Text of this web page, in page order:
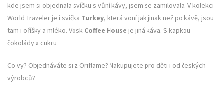
kde jsem si objednala svíčku s vůní kávy, jsem se zamilovala. V kolekci
World Traveler je i svíčka Turkey, která voní jak jinak než po kávě, jsou
tam i oříšky a mléko. Vosk Coffee House je jiná káva. S kapkou
čokolády a cukru
Co vy? Objednáváte si z Oriflame? Nakupujete pro děti i od českých
výrobců?